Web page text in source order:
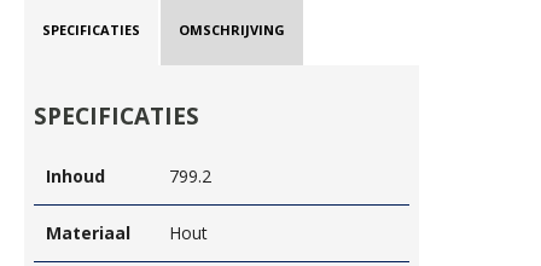
SPECIFICATIES OMSCHRIJVING
SPECIFICATIES
Inhoud 799.2
Materiaal Hout